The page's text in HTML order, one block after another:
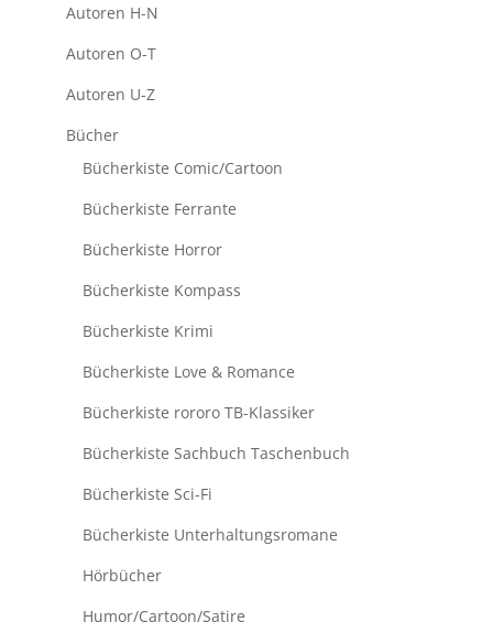
Autoren H-N
Autoren O-T
Autoren U-Z
Bücher
Bücherkiste Comic/Cartoon
Bücherkiste Ferrante
Bücherkiste Horror
Bücherkiste Kompass
Bücherkiste Krimi
Bücherkiste Love & Romance
Bücherkiste rororo TB-Klassiker
Bücherkiste Sachbuch Taschenbuch
Bücherkiste Sci-Fi
Bücherkiste Unterhaltungsromane
Hörbücher
Humor/Cartoon/Satire